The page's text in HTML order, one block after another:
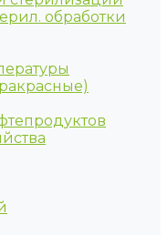
обработки